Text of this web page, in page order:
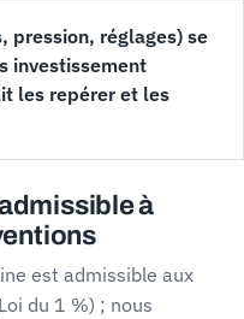
pression, réglages) se
investissement
les repérer et les
à
est admissible aux
du 1 %) ; nous